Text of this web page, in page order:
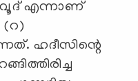
എന്നാണ്
ഹദീസിന്റെ